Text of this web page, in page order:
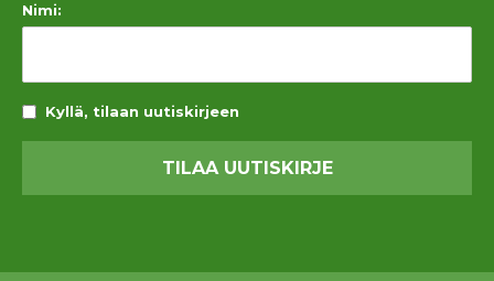
Nimi:
Kyllä, tilaan uutiskirjeen